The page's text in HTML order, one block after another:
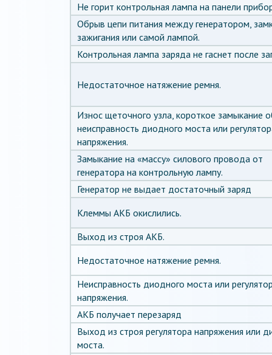
Не горит контрольная лампа на панели
Обрыв цепи питания между генератором,
зажигания или самой лампой.
Контрольная лампа заряда не гаснет после
Недостаточное натяжение ремня.
Износ щеточного узла, короткое замыкание
неисправность диодного моста или
напряжения.
Замыкание на «массу» силового провода от
генератора на контрольную лампу.
Генератор не выдает достаточный заряд
Клеммы АКБ окислились.
Выход из строя АКБ.
Недостаточное натяжение ремня.
Неисправность диодного моста или
напряжения.
АКБ получает перезаряд
Выход из строя регулятора напряжения или
моста.